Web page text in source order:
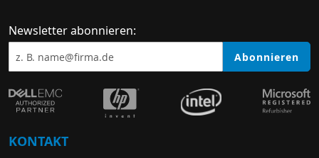
Newsletter abonnieren:
Abonnieren
KONTAKT